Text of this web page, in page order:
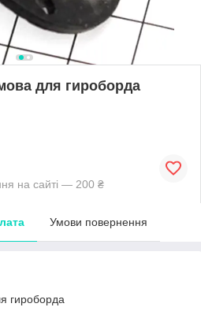
для гироборда
на сайті — 200 ₴
Умови повернення
гироборда